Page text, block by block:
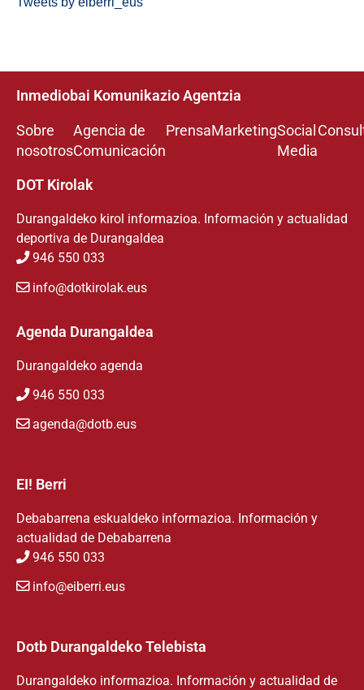
Inmediobai Komunikazio Agentzia
Sobre
nosotros
Agencia de
Comunicación
PrensaMarketingSocial
Media
DOT Kirolak
Durangaldeko kirol informazioa. Información y actualidad
deportiva de Durangaldea
946 550 033
info@dotkirolak.eus
Agenda Durangaldea
Durangaldeko agenda
946 550 033
agenda@dotb.eus
EI! Berri
Debabarrena eskualdeko informazioa. Información y
actualidad de Debabarrena
946 550 033
info@eiberri.eus
Dotb Durangaldeko Telebista
Durangaldeko informazioa. Información y actualidad de